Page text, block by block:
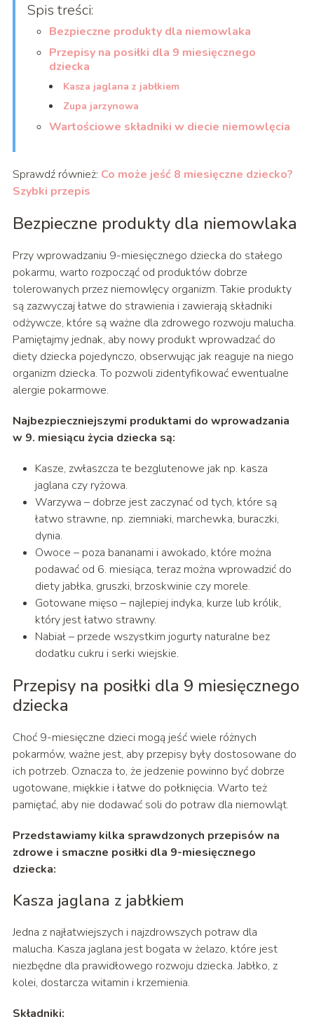
Spis treści:
Bezpieczne produkty dla niemowlaka
Przepisy na posiłki dla 9 miesięcznego
dziecka
Kasza jaglana z jabłkiem
Zupa jarzynowa
Wartościowe składniki w diecie niemowlęcia
Sprawdź również: Co może jeść 8 miesięczne dziecko?
Szybki przepis
Bezpieczne produkty dla niemowlaka
Przy wprowadzaniu 9-miesięcznego dziecka do stałego
pokarmu, warto rozpocząć od produktów dobrze
tolerowanych przez niemowlęcy organizm. Takie produkty
są zazwyczaj łatwe do strawienia i zawierają składniki
odżywcze, które są ważne dla zdrowego rozwoju malucha.
Pamiętajmy jednak, aby nowy produkt wprowadzać do
diety dziecka pojedynczo, obserwując jak reaguje na niego
organizm dziecka. To pozwoli zidentyfikować ewentualne
alergie pokarmowe.
Najbezpieczniejszymi produktami do wprowadzania
w 9. miesiącu życia dziecka są:
Kasze, zwłaszcza te bezglutenowe jak np. kasza
jaglana czy ryżowa.
Warzywa – dobrze jest zaczynać od tych, które są
łatwo strawne, np. ziemniaki, marchewka, buraczki,
dynia.
Owoce – poza bananami i awokado, które można
podawać od 6. miesiąca, teraz można wprowadzić do
diety jabłka, gruszki, brzoskwinie czy morele.
Gotowane mięso – najlepiej indyka, kurze lub królik,
który jest łatwo strawny.
Nabiał – przede wszystkim jogurty naturalne bez
dodatku cukru i serki wiejskie.
Przepisy na posiłki dla 9 miesięcznego
dziecka
Choć 9-miesięczne dzieci mogą jeść wiele różnych
pokarmów, ważne jest, aby przepisy były dostosowane do
ich potrzeb. Oznacza to, że jedzenie powinno być dobrze
ugotowane, miękkie i łatwe do połknięcia. Warto też
pamiętać, aby nie dodawać soli do potraw dla niemowląt.
Przedstawiamy kilka sprawdzonych przepisów na
zdrowe i smaczne posiłki dla 9-miesięcznego
dziecka:
Kasza jaglana z jabłkiem
Jedna z najłatwiejszych i najzdrowszych potraw dla
malucha. Kasza jaglana jest bogata w żelazo, które jest
niezbędne dla prawidłowego rozwoju dziecka. Jabłko, z
kolei, dostarcza witamin i krzemienia.
Składniki: